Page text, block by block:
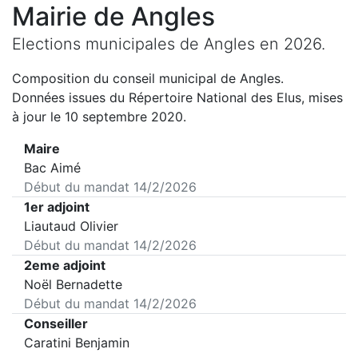
Mairie de Angles
Elections municipales de Angles en 2026.
Composition du conseil municipal de Angles.
Données issues du Répertoire National des Elus, mises
à jour le 10 septembre 2020.
Maire
Bac Aimé
Début du mandat 14/2/2026
1er adjoint
Liautaud Olivier
Début du mandat 14/2/2026
2eme adjoint
Noël Bernadette
Début du mandat 14/2/2026
Conseiller
Caratini Benjamin